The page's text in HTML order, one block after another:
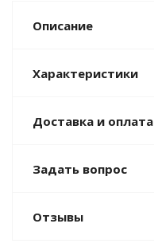
Описание
Характеристики
Доставка и оплата
Задать вопрос
Отзывы